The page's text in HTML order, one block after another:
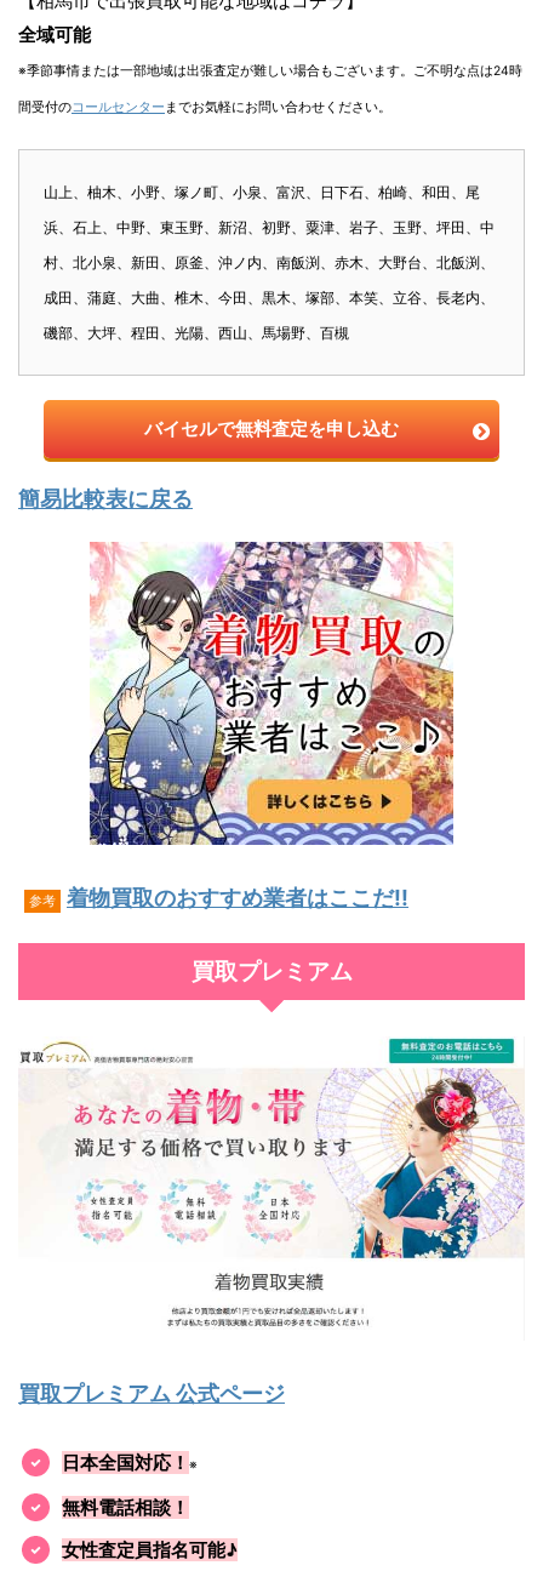
全域可能
※季節事情または一部地域は出張査定が難しい場合もございます。ご不明な点は24時
間受付のコールセンター までお気軽にお問い合わせください。
山上、柚木、小野、塚ノ町、小泉、富沢、日下石、柏崎、和田、尾
浜、石上、中野、東玉野、新沼、初野、粟津、岩子、玉野、坪田、中
村、北小泉、新田、原釜、沖ノ内、南飯渕、赤木、大野台、北飯渕、
成田、蒲庭、大曲、椎木、今田、黒木、塚部、本笑、立谷、長老内、
磯部、大坪、程田、光陽、西山、馬場野、百槻
バイセルで無料査定を申し込む
簡易比較表に戻る
参考 着物買取のおすすめ業者はここだ!!
買取プレミアム
買取プレミアム 公式ページ
日本全国対応！ ※
無料電話相談！
女性査定員指名可能♪